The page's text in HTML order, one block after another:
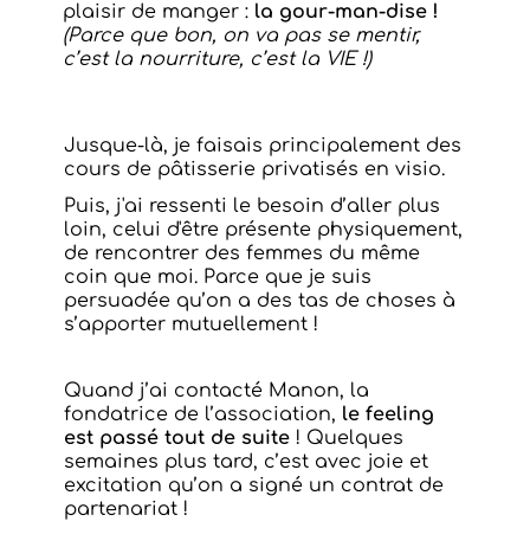
plaisir de manger : la gour-man-dise !
(Parce que bon, on va pas se mentir,
c’est la nourriture, c’est la VIE !)
Jusque-là, je faisais principalement des
cours de pâtisserie privatisés en visio.
Puis, j'ai ressenti le besoin d’aller plus
loin, celui d'être présente physiquement,
de rencontrer des femmes du même
coin que moi. Parce que je suis
persuadée qu’on a des tas de choses à
s’apporter mutuellement !
Quand j’ai contacté Manon, la
fondatrice de l’association, le feeling
est passé tout de suite ! Quelques
semaines plus tard, c’est avec joie et
excitation qu’on a signé un contrat de
partenariat !